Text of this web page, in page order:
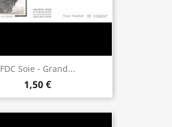
FDC Soie - Grand...
1,50 €